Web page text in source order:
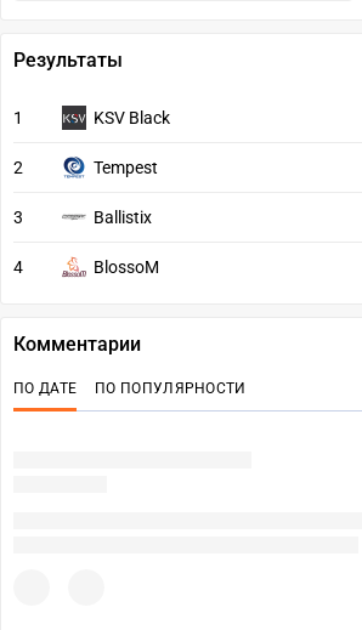
Результаты
1 KSV Black
2 Tempest
3 Ballistix
4 BlossoM
Комментарии
ПО ДАТЕ ПО ПОПУЛЯРНОСТИ